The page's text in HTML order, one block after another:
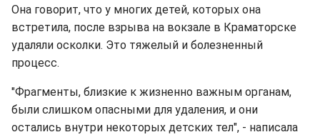
Она говорит, что у многих детей, которых она
встретила, после взрыва на вокзале в Краматорске
удаляли осколки. Это тяжелый и болезненный
процесс.
"Фрагменты, близкие к жизненно важным органам,
были слишком опасными для удаления, и они
остались внутри некоторых детских тел", - написала